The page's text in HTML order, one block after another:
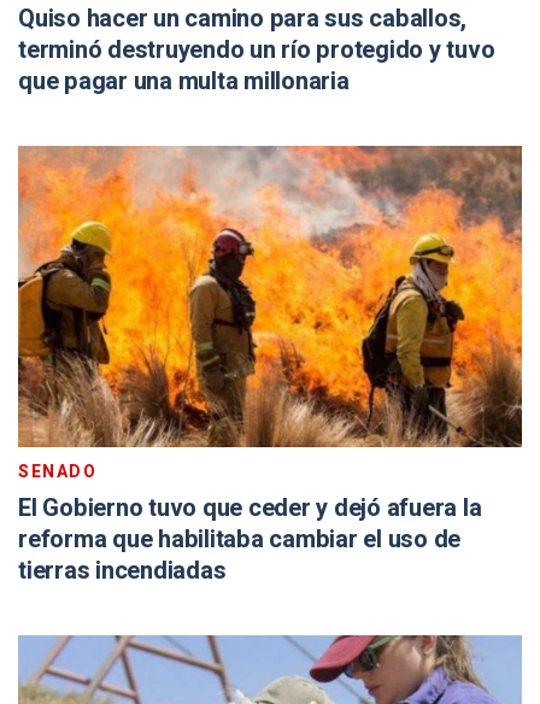
Quiso hacer un camino para sus caballos,
terminó destruyendo un río protegido y tuvo
que pagar una multa millonaria
SENADO
El Gobierno tuvo que ceder y dejó afuera la
reforma que habilitaba cambiar el uso de
tierras incendiadas